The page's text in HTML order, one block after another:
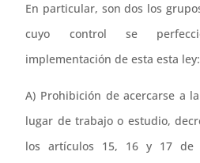
En particular, son dos los
cuyo control se
implementación de esta esta ley:
A) Prohibición de acercarse a
lugar de trabajo o estudio,
los artículos 15, 16 y 17 de